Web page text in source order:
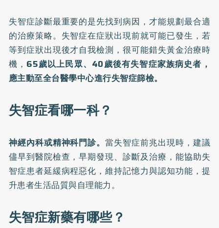
失智症診斷最重要的是先找到病因，才能規劃最合適
的治療策略。失智症在症狀出現前就可能已發生，若
等到症狀出現後才自我檢測，很可能錯失黃金治療時
機， 65歲以上民眾、40歲後有失智症家族病史者，
應主動至全台醫學中心進行失智症篩檢。
失智症看哪一科？
神經內科或精神科門診。當失智症前兆出現時，建議
儘早到醫院檢查，早期發現、診斷及治療，能協助失
智症患者延緩病程惡化，維持記憶力與認知功能，提
升患者生活品質與自理能力。
失智症新藥有哪些？